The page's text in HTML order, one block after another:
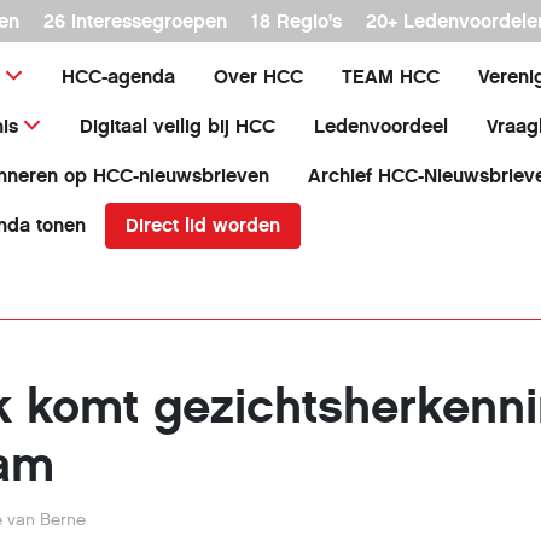
26 interessegroepen 18 Regio's 20+
HCC-agenda Over HCC TEAM HCC
Digitaal veilig bij HCC Ledenvoordeel
op HCC-nieuwsbrieven Archief HCC-
tonen Direct lid worden
komt
van Berne